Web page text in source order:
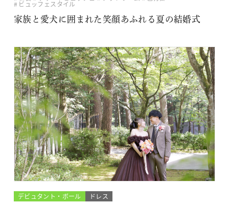
ビュッフェスタイル
家族と愛犬に囲まれた笑顔あふれる夏の結婚式
デビュタント・ボール
ドレス